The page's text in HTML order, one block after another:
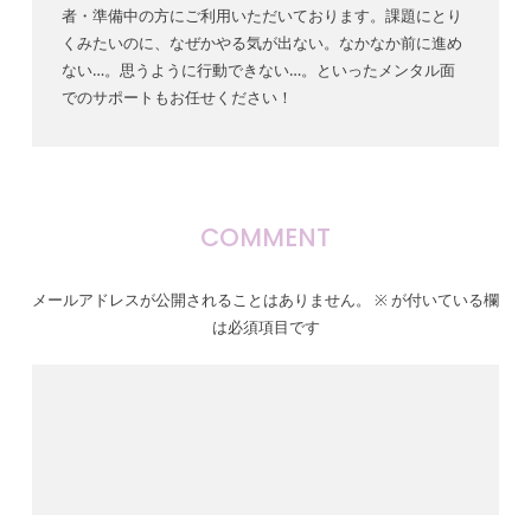
者・準備中の方にご利用いただいております。課題にとり
くみたいのに、なぜかやる気が出ない。なかなか前に進め
ない…。思うように行動できない…。といったメンタル面
でのサポートもお任せください！
COMMENT
メールアドレスが公開されることはありません。 ※ が付いている欄
は必須項目です